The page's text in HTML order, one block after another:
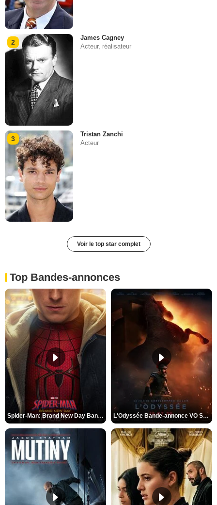
2
James Cagney
Acteur, réalisateur
3
Tristan Zanchi
Acteur
Voir le top star complet
Top Bandes-annonces
Spider-Man: Brand New Day Bande-annonce VO STFR L'Odyssée Bande-annonce VO STFR